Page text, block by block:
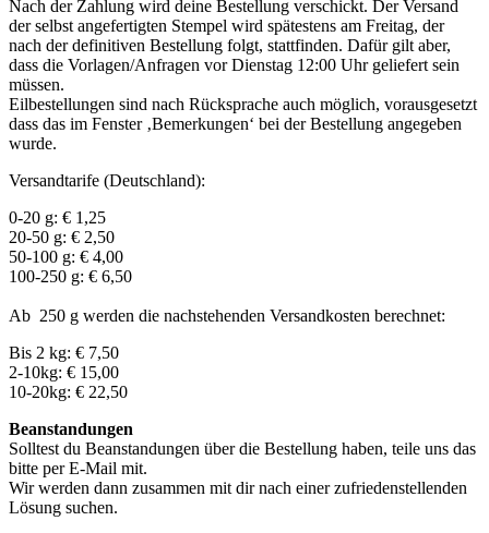
Nach der Zahlung wird deine Bestellung verschickt. Der Versand
der selbst angefertigten Stempel wird spätestens am Freitag, der
nach der definitiven Bestellung folgt, stattfinden. Dafür gilt aber,
dass die Vorlagen/Anfragen vor Dienstag 12:00 Uhr geliefert sein
müssen.
Eilbestellungen sind nach Rücksprache auch möglich, vorausgesetzt
dass das im Fenster ‚Bemerkungen‘ bei der Bestellung angegeben
wurde.
Versandtarife (Deutschland):
0-20 g: € 1,25
20-50 g: € 2,50
50-100 g: € 4,00
100-250 g: € 6,50
Ab 250 g werden die nachstehenden Versandkosten berechnet:
Bis 2 kg: € 7,50
2-10kg: € 15,00
10-20kg: € 22,50
Beanstandungen
Solltest du Beanstandungen über die Bestellung haben, teile uns das
bitte per E-Mail mit.
Wir werden dann zusammen mit dir nach einer zufriedenstellenden
Lösung suchen.